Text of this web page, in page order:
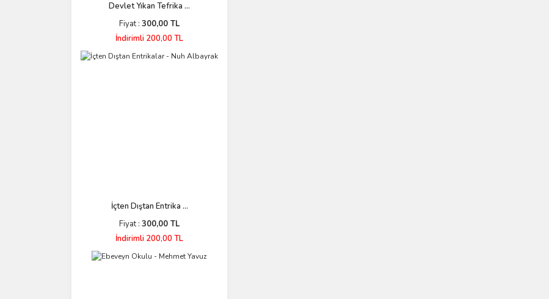
Devlet Yıkan Tefrika ...
Fiyat : 300,00 TL
İndirimli 200,00 TL
İçten Dıştan Entrika ...
Fiyat : 300,00 TL
İndirimli 200,00 TL